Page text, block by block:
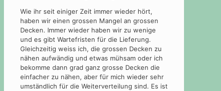
Wie ihr seit einiger Zeit immer wieder hört,
haben wir einen grossen Mangel an grossen
Decken. Immer wieder haben wir zu wenige
und es gibt Wartefristen für die Lieferung.
Gleichzeitig weiss ich, die grossen Decken zu
nähen aufwändig und etwas mühsam oder ich
bekomme dann grad ganz grosse Decken die
einfacher zu nähen, aber für mich wieder sehr
umständlich für die Weiterverteilung sind. Es ist